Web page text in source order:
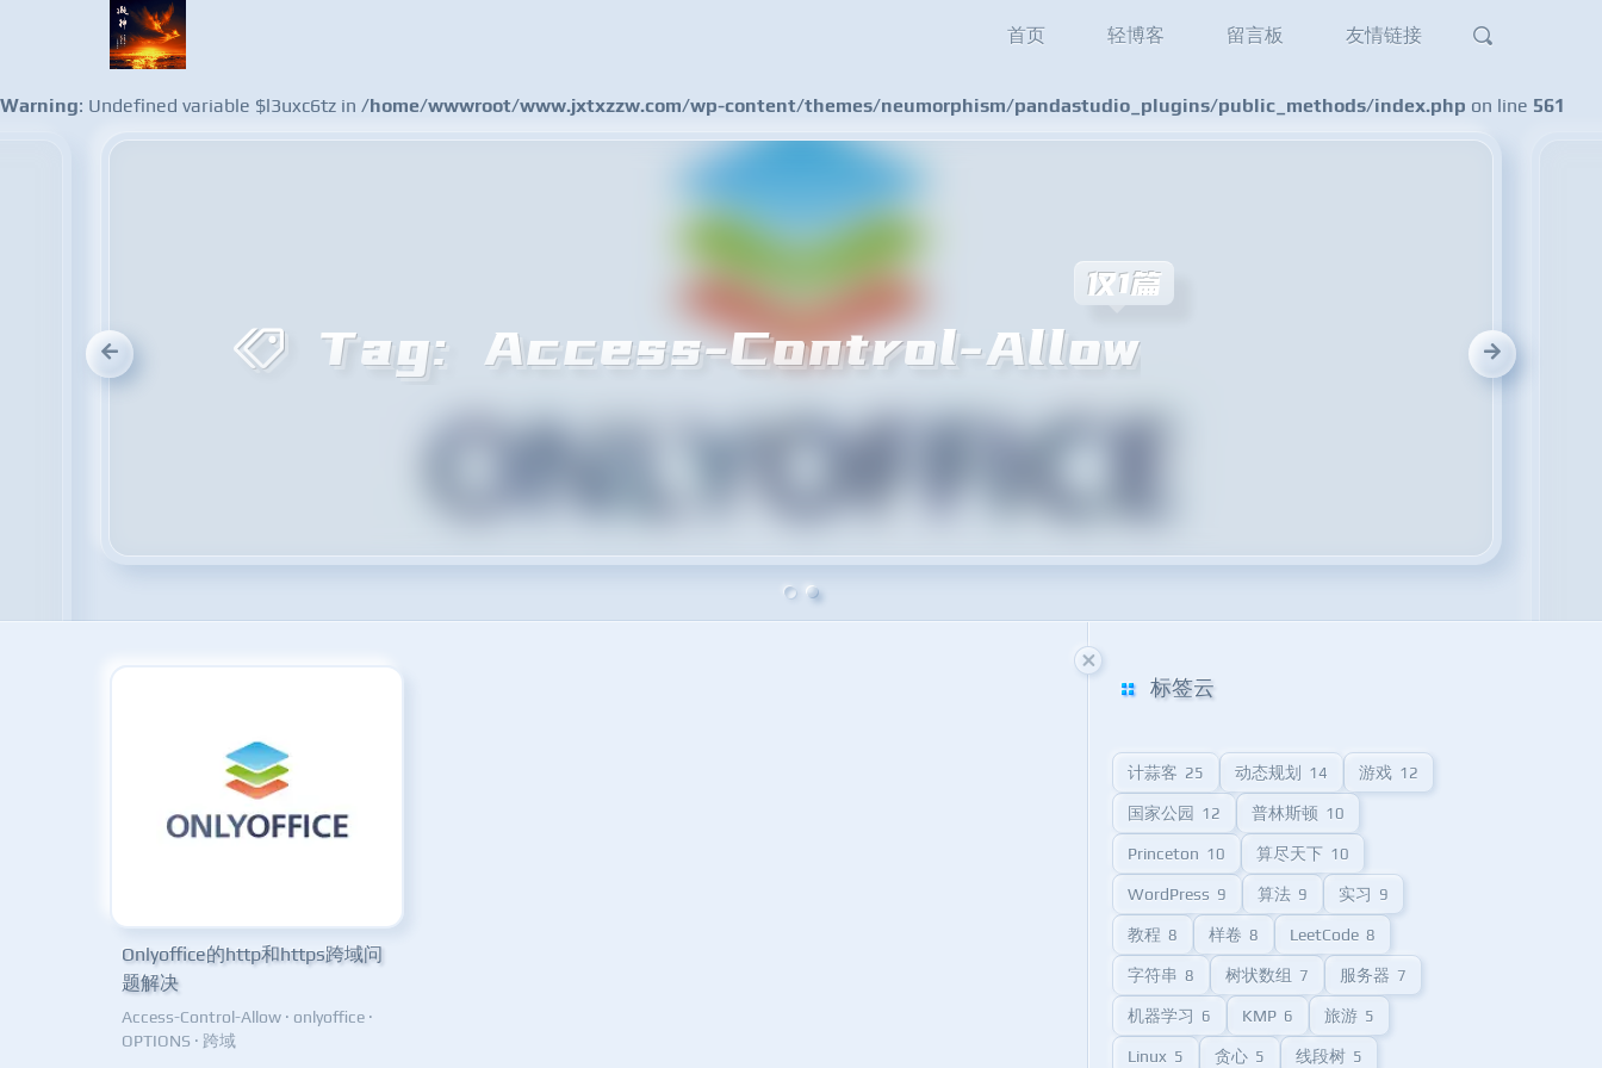
首页 轻博客 留言板 友情链接
Warning: Undefined variable $l3uxc6tz in /home/wwwroot/www.jxtxzzw.com/wp-content/themes/neumorphism/pandastudio_plugins/public_methods/index.php on line 561
Onlyoffice的http和https跨域问
题解决
Access-Control-Allow · onlyoffice ·
OPTIONS · 跨域
标签云
计蒜客 25 动态规划 14 游戏 12
国家公园 12 普林斯顿 10
Princeton 10 算尽天下 10
WordPress 9 算法 9 实习 9
教程 8 样卷 8 LeetCode 8
字符串 8 树状数组 7 服务器 7
机器学习 6 KMP 6 旅游 5
Linux 5 贪心 5 线段树 5